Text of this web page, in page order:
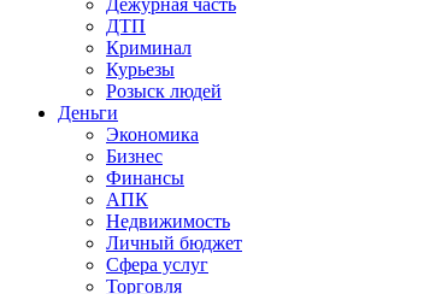
Дежурная часть
ДТП
Криминал
Курьезы
Розыск людей
Деньги
Экономика
Бизнес
Финансы
АПК
Недвижимость
Личный бюджет
Сфера услуг
Торговля